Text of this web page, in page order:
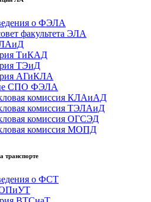
о ФЭЛА
факультета ЭЛА
ЛАиД
ТиКАД
ТЭиД
АГиКЛА
СПО ФЭЛА
комиссия КЛАиАД
комиссия ТЭЛАиД
комиссия ОГСЭД
комиссия МОПД
транспорте
о ФСТ
ОПиУТ